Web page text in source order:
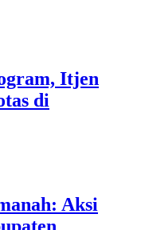
Itjen
di
Aksi